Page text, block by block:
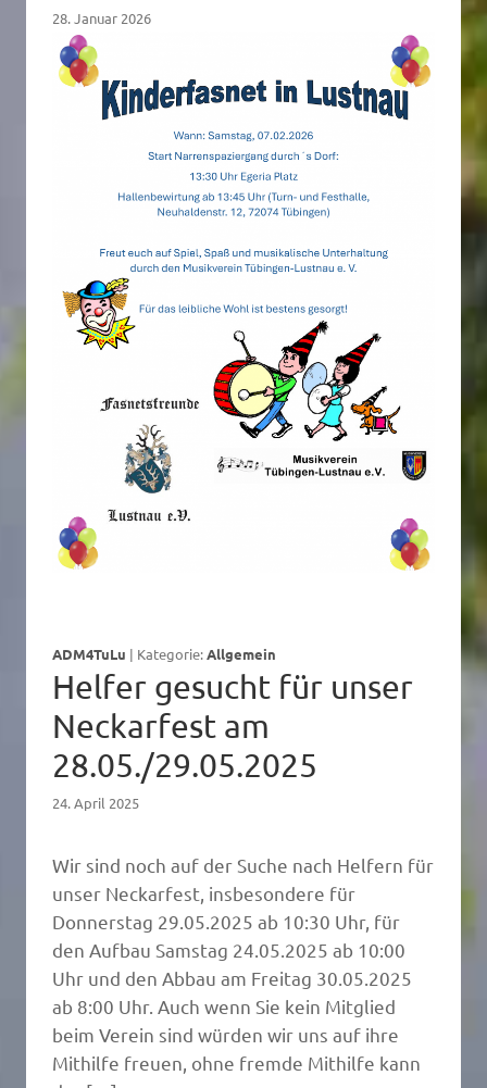
28. Januar 2026
ADM4TuLu | Kategorie:Allgemein
Helfer gesucht für unser
Neckarfest am
28.05./29.05.2025
24. April 2025
Wir sind noch auf der Suche nach Helfern für
unser Neckarfest, insbesondere für
Donnerstag 29.05.2025 ab 10:30 Uhr, für
den Aufbau Samstag 24.05.2025 ab 10:00
Uhr und den Abbau am Freitag 30.05.2025
ab 8:00 Uhr. Auch wenn Sie kein Mitglied
beim Verein sind würden wir uns auf ihre
Mithilfe freuen, ohne fremde Mithilfe kann